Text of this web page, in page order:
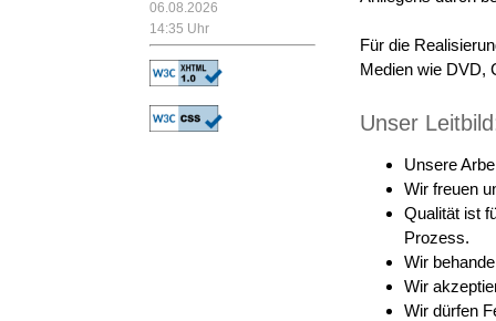
06.08.2026
14:35 Uhr
Für die
Medien wie DVD,
Unser
Unsere
Wir freuen
Qualität ist
Prozess.
Wir
Wir
Wir dürfen